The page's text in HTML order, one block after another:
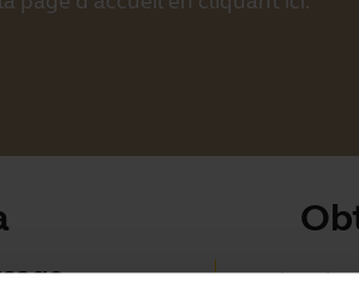
Applis Jabra